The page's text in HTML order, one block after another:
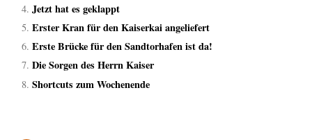
Jetzt hat es geklappt
Erster Kran für den Kaiserkai angeliefert
Erste Brücke für den Sandtorhafen ist da!
Die Sorgen des Herrn Kaiser
Shortcuts zum Wochenende